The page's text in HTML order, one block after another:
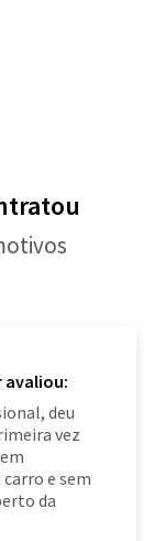
avaliou:
deu
vez
e sem
da